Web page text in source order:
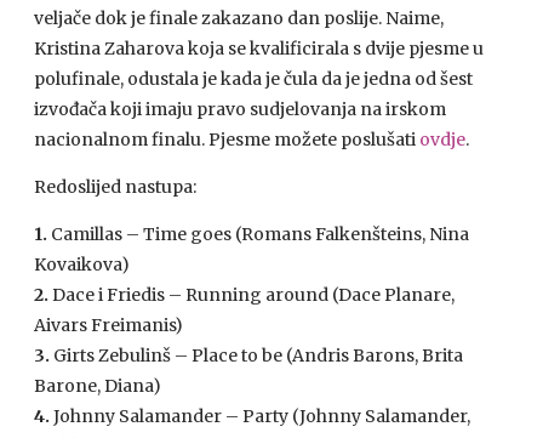
veljače dok je finale zakazano dan poslije. Naime,
Kristina Zaharova koja se kvalificirala s dvije pjesme u
polufinale, odustala je kada je čula da je jedna od šest
izvođača koji imaju pravo sudjelovanja na irskom
nacionalnom finalu. Pjesme možete poslušati ovdje.
Redoslijed nastupa:
1. Camillas – Time goes (Romans Falkenšteins, Nina
Kovaikova)
2. Dace i Friedis – Running around (Dace Planare,
Aivars Freimanis)
3. Girts Zebulinš – Place to be (Andris Barons, Brita
Barone, Diana)
4. Johnny Salamander – Party (Johnny Salamander,